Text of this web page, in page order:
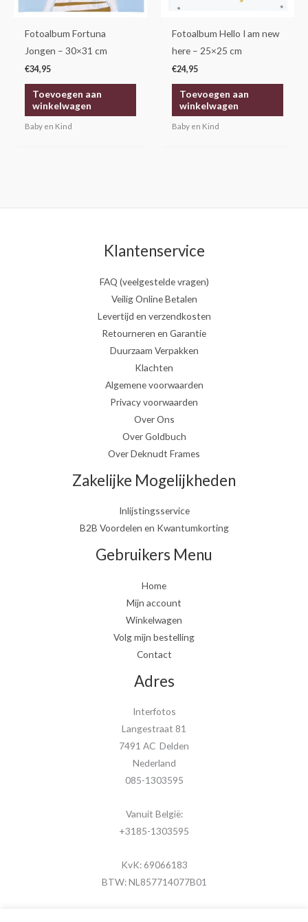
Fotoalbum Fortuna
Jongen – 30×31 cm
€34,95
Toevoegen aan
winkelwagen
Baby en Kind
Fotoalbum Hello I am new
here – 25×25 cm
€24,95
Toevoegen aan
winkelwagen
Baby en Kind
Klantenservice
FAQ (veelgestelde vragen)
Veilig Online Betalen
Levertijd en verzendkosten
Retourneren en Garantie
Duurzaam Verpakken
Klachten
Algemene voorwaarden
Privacy voorwaarden
Over Ons
Over Goldbuch
Over Deknudt Frames
Zakelijke Mogelijkheden
Inlijstingsservice
B2B Voordelen en Kwantumkorting
Gebruikers Menu
Home
Mijn account
Winkelwagen
Volg mijn bestelling
Contact
Adres
Interfotos
Langestraat 81
7491 AC Delden
Nederland
085-1303595
Vanuit België:
+3185-1303595
KvK: 69066183
BTW: NL857714077B01